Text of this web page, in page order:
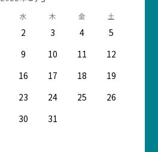
水 木 金 土
2 3 4
5
9 10 11
12
16 17 18
19
23 24 25
26
30 31